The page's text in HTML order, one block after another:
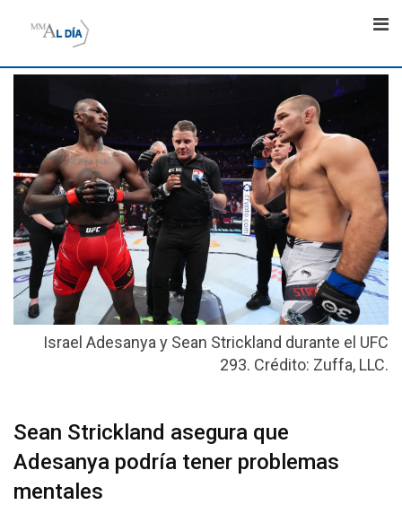
Israel Adesanya y Sean Strickland durante el UFC
293. Crédito: Zuffa, LLC.
Sean Strickland asegura que
Adesanya podría tener problemas
mentales